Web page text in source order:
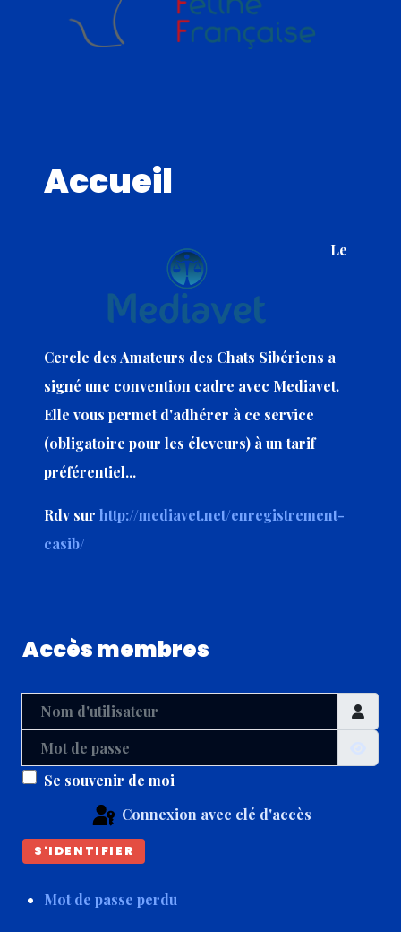
Accueil
Le
Cercle des Amateurs des Chats Sibériens a
signé une convention cadre avec Mediavet.
Elle vous permet d'adhérer à ce service
(obligatoire pour les éleveurs) à un tarif
préférentiel...
Rdv sur http://mediavet.net/enregistrement-
casib/
Accès membres
Nom d'utilisateur
Mot de passe
Se souvenir de moi
Connexion avec clé d'accès
S'IDENTIFIER
Mot de passe perdu